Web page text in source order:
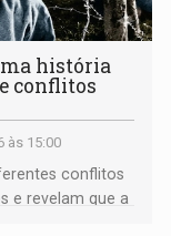
história
conflitos
às 15:00
conflitos
e revelam que a